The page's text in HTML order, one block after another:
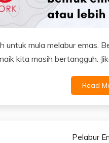
untuk mula melabur emas.
kita masih bertangguh.
Read
Pelabur